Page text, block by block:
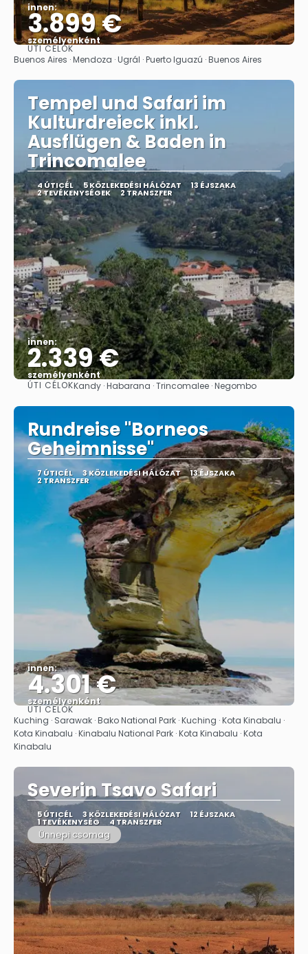
innen:
3.899 €
személyenként
Megnézem
ÚTI CÉLOK
Buenos Aires · Mendoza · Ugrál · Puerto Iguazú · Buenos Aires
Tempel und Safari im
Kulturdreieck inkl.
Ausflügen & Baden in
Trincomalee
4 ÚTICÉL 5 KÖZLEKEDÉSI HÁLÓZAT 13 ÉJSZAKA
2 TEVÉKENYSÉGEK 2 TRANSZFER
innen:
2.339 €
személyenként
Megnézem
ÚTI CÉLOKKandy · Habarana · Trincomalee · Negombo
Rundreise "Borneos
Geheimnisse"
7 ÚTICÉL 3 KÖZLEKEDÉSI HÁLÓZAT 13 ÉJSZAKA
2 TRANSZFER
innen:
4.301 €
személyenként
Megnézem
ÚTI CÉLOK
Kuching · Sarawak · Bako National Park · Kuching · Kota Kinabalu ·
Kota Kinabalu · Kinabalu National Park · Kota Kinabalu · Kota
Kinabalu
Severin Tsavo Safari
5 ÚTICÉL 3 KÖZLEKEDÉSI HÁLÓZAT 12 ÉJSZAKA
1 TEVÉKENYSÉG 4 TRANSZFER
Ünnepi csomag